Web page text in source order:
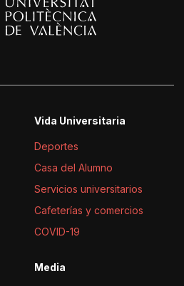
Vida Universitaria
Deportes
Casa del Alumno
Servicios universitarios
Cafeterías y comercios
COVID-19
Media